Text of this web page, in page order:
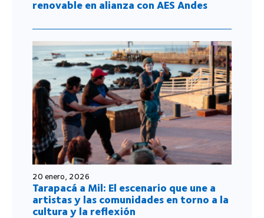
renovable en alianza con AES Andes
20 enero, 2026
Tarapacá a Mil: El escenario que une a
artistas y las comunidades en torno a la
cultura y la reflexión